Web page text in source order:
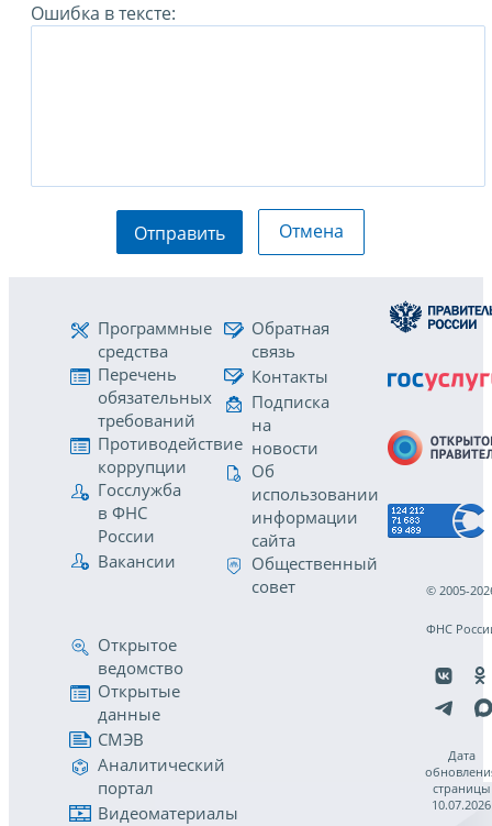
Ошибка в тексте:
Отправить Отмена
Программные
средства
Перечень
обязательных
требований
Противодействие
коррупции
Госслужба
в ФНС
России
Вакансии
Обратная
связь
Контакты
Подписка
на
новости
Об
использовании
информации
сайта
Общественный
совет
Открытое
ведомство
Открытые
данные
СМЭВ
Аналитический
портал
Видеоматериалы
© 2005-
ФНС
Дата
страницы
10.07.2026